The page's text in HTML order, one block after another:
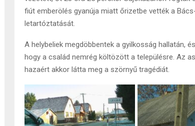
fiút emberölés gyanúja miatt őrizetbe vették a
letartóztatását.
A helybeliek megdöbbentek a gyilkosság hallatán,
hogy a család nemrég költözött a településre. Az
hazaért akkor látta meg a szörnyű tragédiát.